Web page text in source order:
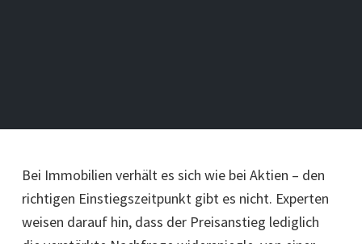
Bei Immobilien verhält es sich wie bei Aktien – den
richtigen Einstiegszeitpunkt gibt es nicht. Experten
weisen darauf hin, dass der Preisanstieg lediglich